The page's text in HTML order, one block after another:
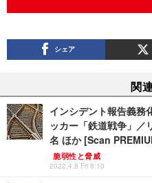
シェア
関
インシデント報告義務
ッカー「鉄道戦争」／
名 ほか [Scan
脆弱性と脅威
2022.4.8 Fri 8:10